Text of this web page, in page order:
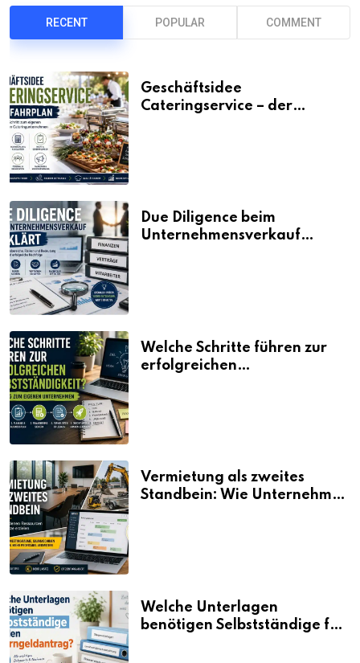
RECENT POPULAR COMMENT
Geschäftsidee
Cateringservice – der
Due Diligence beim
Unternehmensverkauf
Welche Schritte führen zur
erfolgreichen
Vermietung als zweites
Standbein: Wie Unternehmen
Welche Unterlagen
benötigen Selbstständige für